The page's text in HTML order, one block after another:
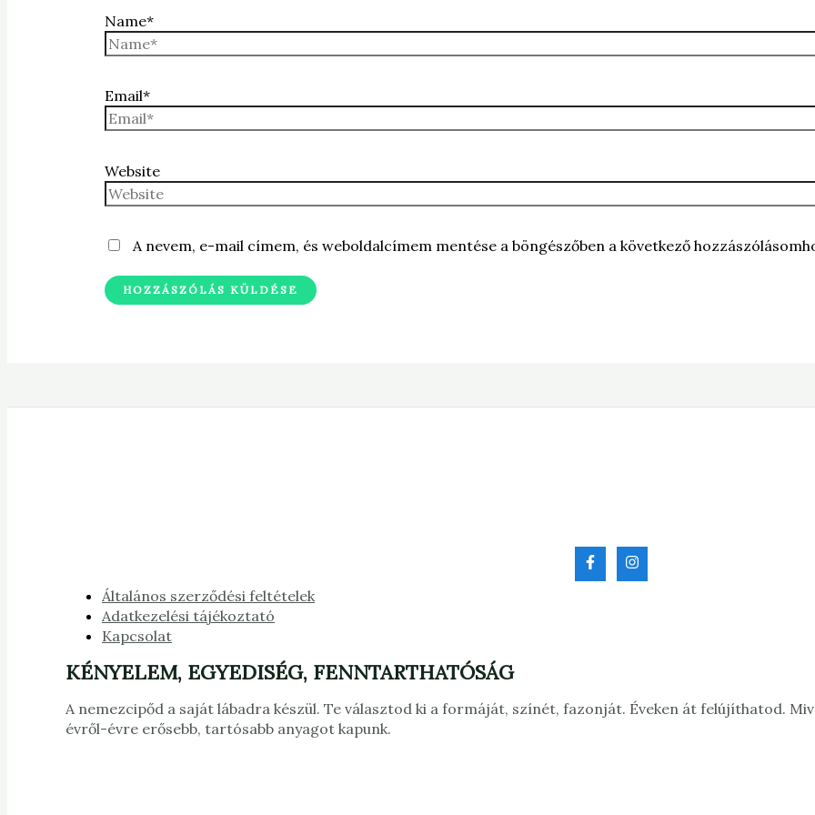
Name*
Email*
Website
A nevem, e-mail címem, és weboldalcímem mentése a böngészőben a következő
Általános szerződési feltételek
Adatkezelési tájékoztató
Kapcsolat
KÉNYELEM, EGYEDISÉG, FENNTARTHATÓSÁG
A nemezcipőd a saját lábadra készül. Te választod ki a formáját, színét, fazonját. Éveken át felújíthatod.
évről-évre erősebb, tartósabb anyagot kapunk.